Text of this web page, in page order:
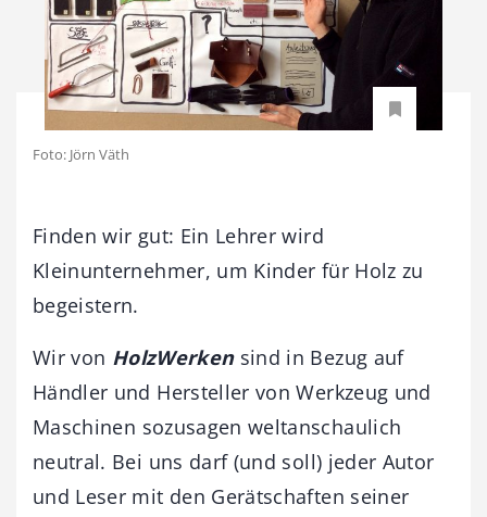
Foto: Jörn Väth
Finden wir gut: Ein Lehrer wird
Kleinunternehmer, um Kinder für Holz zu
begeistern.
Wir von HolzWerkensind in Bezug auf
Händler und Hersteller von Werkzeug und
Maschinen sozusagen weltanschaulich
neutral. Bei uns darf (und soll) jeder Autor
und Leser mit den Gerätschaften seiner